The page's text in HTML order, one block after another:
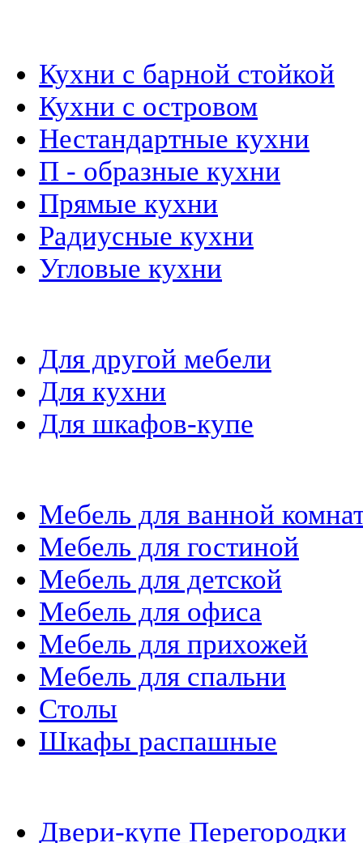
Кухни с барной стойкой
Кухни с островом
Нестандартные кухни
П - образные кухни
Прямые кухни
Радиусные кухни
Угловые кухни
Для другой мебели
Для кухни
Для шкафов-купе
Мебель для ванной
Мебель для гостиной
Мебель для детской
Мебель для офиса
Мебель для прихожей
Мебель для спальни
Столы
Шкафы распашные
Двери-купе Перегородки